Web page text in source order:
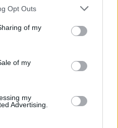
Opt Outs
of my
of my
my
Advertising.